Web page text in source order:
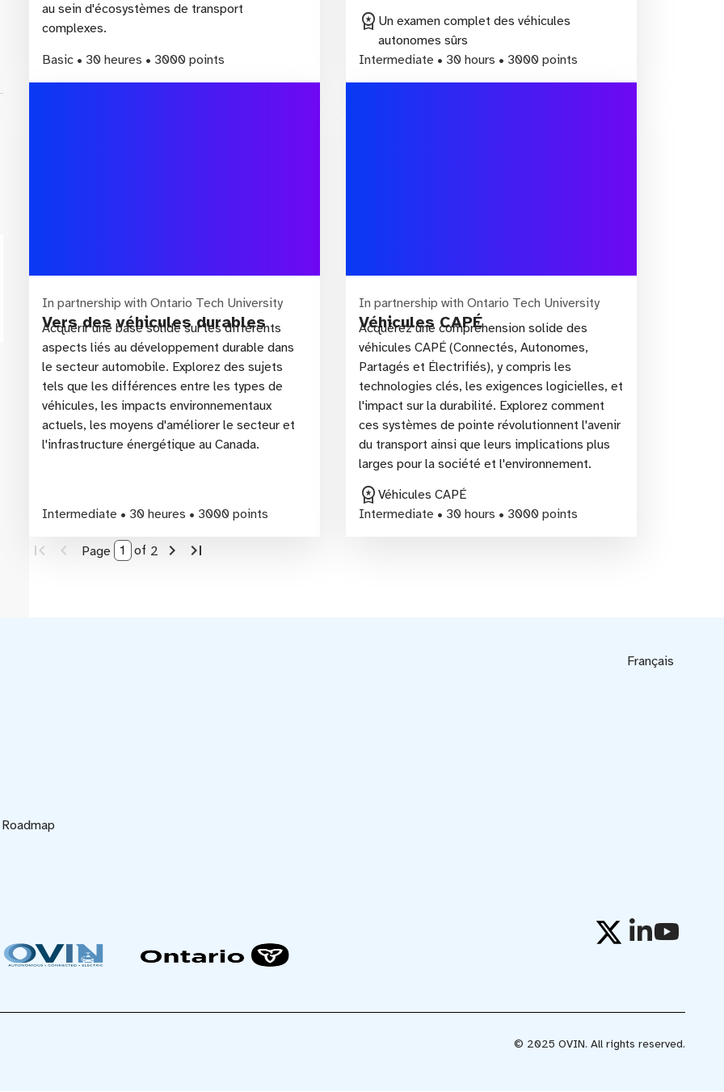
au sein d'écosystèmes de transport
complexes.
Basic • 30 heures • 3000 points
workspace_premium Un examen complet des véhicules
autonomes sûrs
Intermediate • 30 hours • 3000 points
In partnership with Ontario Tech University
Vers des véhicules durables
Acquérir une base solide sur les différents
aspects liés au développement durable dans
le secteur automobile. Explorez des sujets
tels que les différences entre les types de
véhicules, les impacts environnementaux
actuels, les moyens d'améliorer le secteur et
l'infrastructure énergétique au Canada.
Intermediate • 30 heures • 3000 points
In partnership with Ontario Tech University
Véhicules CAPÉ
Acquérez une compréhension solide des
véhicules CAPÉ (Connectés, Autonomes,
Partagés et Électrifiés), y compris les
technologies clés, les exigences logicielles, et
l'impact sur la durabilité. Explorez comment
ces systèmes de pointe révolutionnent l'avenir
du transport ainsi que leurs implications plus
larges pour la société et l'environnement.
workspace_premiumVéhicules CAPÉ
Intermediate • 30 hours • 3000 points
first_page navigate_before Page of 2 navigate_next last_page
Français
© 2025 OVIN. All rights reserved.